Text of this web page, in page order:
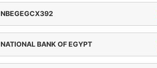
NBEGEGCX392
NATIONAL BANK OF EGYPT